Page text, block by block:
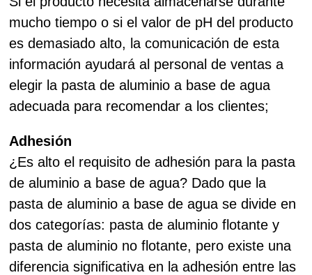
mucho tiempo o si el valor de pH del producto
es demasiado alto, la comunicación de esta
información ayudará al personal de ventas a
elegir la pasta de aluminio a base de agua
adecuada para recomendar a los clientes;
Adhesión
¿Es alto el requisito de adhesión para la pasta
de aluminio a base de agua? Dado que la
pasta de aluminio a base de agua se divide en
dos categorías: pasta de aluminio flotante y
pasta de aluminio no flotante, pero existe una
diferencia significativa en la adhesión entre las